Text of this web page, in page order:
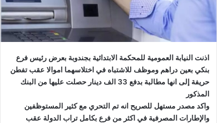
اذنت النيابة العمومية للمحكمة الابتدائية بجندوبة بعرض رئيس فرع
بنكي بعين دراهم وموظف للاشتباه في اختلاسهما اموالا عقب تفطن
حريفة إلى انها مطالبة بدفع 33 الف دينار حصلت عليها من البنك
المذكور
واكد مصدر مستهل للصريح انه تم التحري مع كثير المستوظفين
والإطارات المصرفية في اكثر من فرع بكامل تراب الدولة عقب